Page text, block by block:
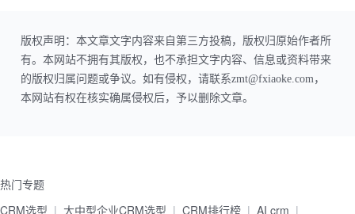
版权声明：本文章文字内容来自第三方投稿，版权归原始作者所
有。本网站不拥有其版权，也不承担文字内容、信息或资料带来
的版权归属问题或争议。如有侵权，请联系zmt@fxiaoke.com，
本网站有权在核实确属侵权后，予以删除文章。
热门专题
CRM选型
大中型企业CRM选型 CRM排行榜
AI crm